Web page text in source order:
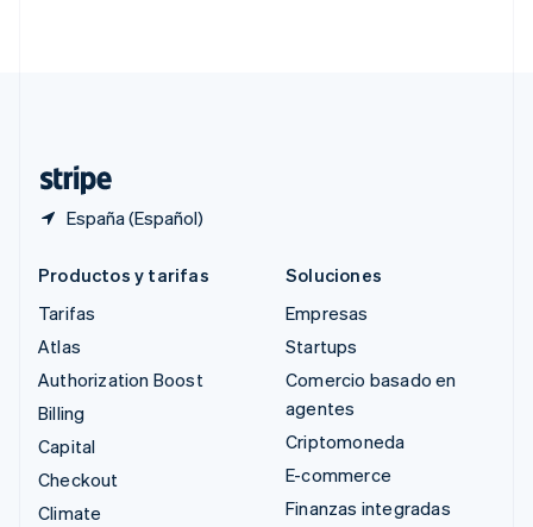
España (Español)
Productos y tarifas
Tarifas
Atlas
Authorization Boost
Billing
Capital
Checkout
Climate
Soluciones
Empresas
Startups
Comercio basado en
agentes
Criptomoneda
E-commerce
Finanzas integradas